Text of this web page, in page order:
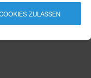
oder Beratung?
ZULASSEN